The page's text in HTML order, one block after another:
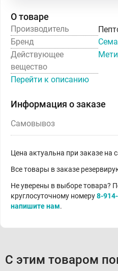
О товаре
Производитель
Бренд
Действующее
вещество
Перейти к описанию
Информация о заказе
Самовывоз
Цена актуальна при заказе на
Все товары в заказе
Не уверены в выборе товара?
круглосуточному номеру8-
напишите нам.
С этим товаром